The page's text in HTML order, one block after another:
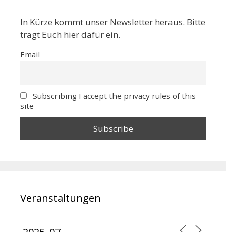
In Kürze kommt unser Newsletter heraus. Bitte
tragt Euch hier dafür ein.
Email
Subscribing I accept the privacy rules of this
site
Veranstaltungen